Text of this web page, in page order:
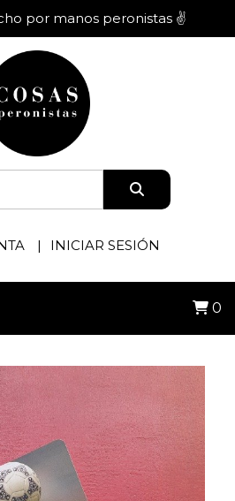
por manos peronistas ✌️
INICIAR SESIÓN
0